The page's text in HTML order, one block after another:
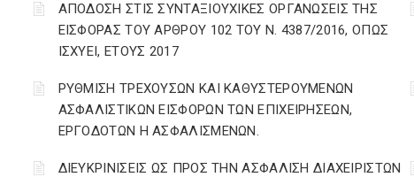
ΑΠΟΔΟΣΗ ΣΤΙΣ ΣΥΝΤΑΞΙΟΥΧΙΚΕΣ ΟΡΓΑΝΩΣΕΙΣ ΤΗΣ
ΕΙΣΦΟΡΑΣ ΤΟΥ ΑΡΘΡΟΥ 102 ΤΟΥ Ν. 4387/2016, ΟΠΩΣ
ΙΣΧΥΕΙ, ΕΤΟΥΣ 2017
ΡΥΘΜΙΣΗ ΤΡΕΧΟΥΣΩΝ ΚΑΙ ΚΑΘΥΣΤΕΡΟΥΜΕΝΩΝ
ΑΣΦΑΛΙΣΤΙΚΩΝ ΕΙΣΦΟΡΩΝ ΤΩΝ ΕΠΙΧΕΙΡΗΣΕΩΝ,
ΕΡΓΟΔΟΤΩΝ Η ΑΣΦΑΛΙΣΜΕΝΩΝ.
ΔΙΕΥΚΡΙΝΙΣΕΙΣ ΩΣ ΠΡΟΣ ΤΗΝ ΑΣΦΑΛΙΣΗ ΔΙΑΧΕΙΡΙΣΤΩΝ